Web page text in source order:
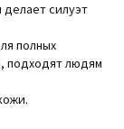
силуэт
полных
подходят людям